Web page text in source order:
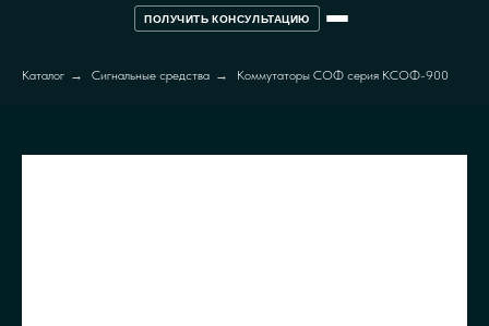
ПОЛУЧИТЬ КОНСУЛЬТАЦИЮ
Каталог → Сигнальные средства → Коммутаторы СОФ серия КСОФ-900